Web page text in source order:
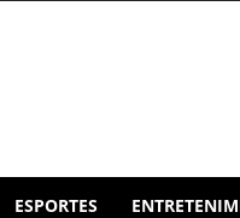
ESPORTES